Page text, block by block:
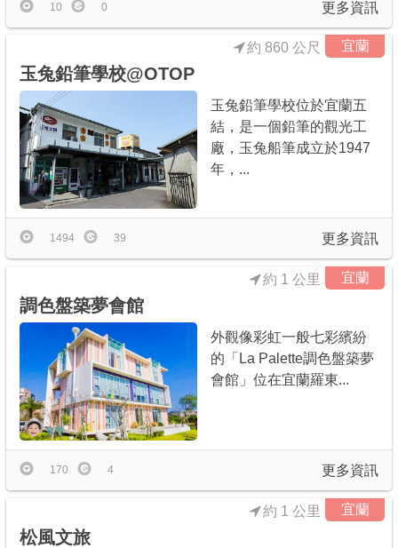
更多資訊
10 0
宜蘭
玉兔鉛筆學校@OTOP
約 860 公尺
玉兔鉛筆學校位於宜蘭五
結，是一個鉛筆的觀光工
廠，玉兔船筆成立於1947
年，...
更多資訊
1494 39
宜蘭
調色盤築夢會館
約 1 公里
外觀像彩虹一般七彩繽紛
的「La Palette調色盤築夢
會館」位在宜蘭羅東...
更多資訊
170 4
宜蘭
松風文旅
約 1 公里